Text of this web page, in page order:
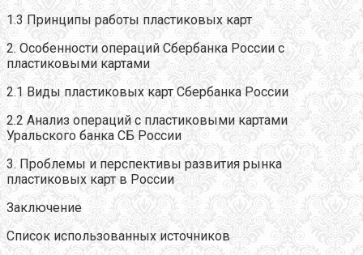
1.3 Принципы работы пластиковых карт
2. Особенности операций Сбербанка России с
пластиковыми картами
2.1 Виды пластиковых карт Сбербанка России
2.2 Анализ операций с пластиковыми картами
Уральского банка СБ России
3. Проблемы и перспективы развития рынка
пластиковых карт в России
Заключение
Список использованных источников